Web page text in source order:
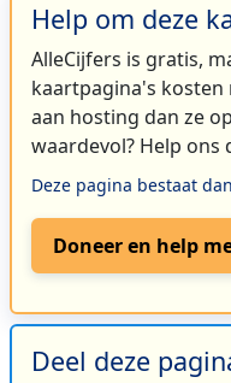
Help om deze
AlleCijfers is gratis,
kaartpagina's kosten
aan hosting dan ze
waardevol? Help ons
Deze pagina bestaat
Doneer en help
Deel deze